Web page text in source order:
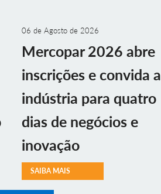
06 de Agosto de 2026
Mercopar 2026 abre
inscrições e convida a
indústria para quatro
dias de negócios e
inovação
SAIBA MAIS